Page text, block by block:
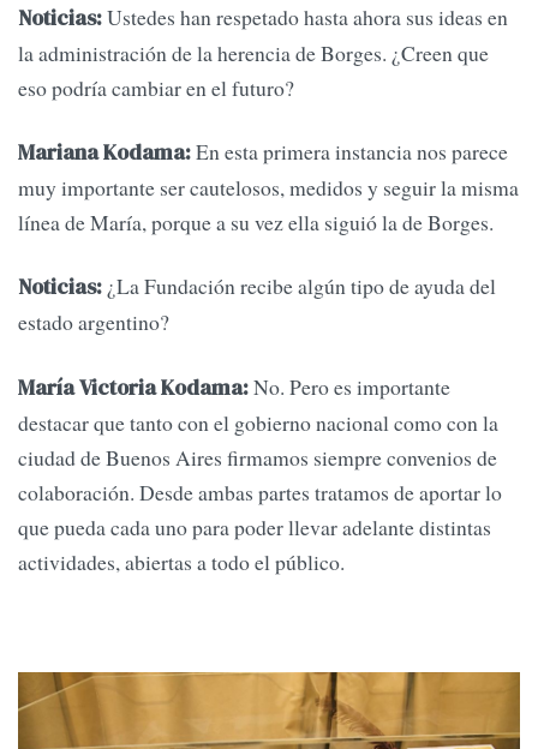
Noticias:Ustedes han respetado hasta ahora sus ideas en
la administración de la herencia de Borges. ¿Creen que
eso podría cambiar en el futuro?
Mariana Kodama:En esta primera instancia nos parece
muy importante ser cautelosos, medidos y seguir la misma
línea de María, porque a su vez ella siguió la de Borges.
Noticias: ¿La Fundación recibe algún tipo de ayuda del
estado argentino?
María Victoria Kodama:No. Pero es importante
destacar que tanto con el gobierno nacional como con la
ciudad de Buenos Aires firmamos siempre convenios de
colaboración. Desde ambas partes tratamos de aportar lo
que pueda cada uno para poder llevar adelante distintas
actividades, abiertas a todo el público.